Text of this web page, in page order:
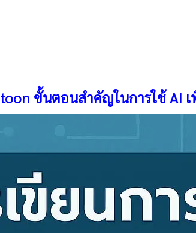
toon ขั้นตอนสำคัญในการใช้ AI